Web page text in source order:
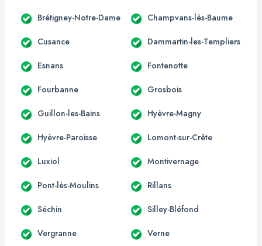
Brétigney-Notre-Dame Champvans-lès-Baume
Cusance Dammartin-les-Templiers
Esnans Fontenotte
Fourbanne Grosbois
Guillon-les-Bains Hyèvre-Magny
Hyèvre-Paroisse Lomont-sur-Crête
Luxiol Montivernage
Pont-lès-Moulins Rillans
Séchin Silley-Bléfond
Vergranne Verne